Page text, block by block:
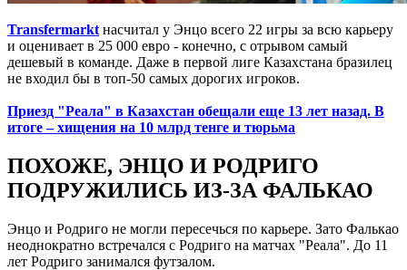
Transfermarkt насчитал у Энцо всего 22 игры за всю карьеру
и оценивает в 25 000 евро - конечно, с отрывом самый
дешевый в команде. Даже в первой лиге Казахстана бразилец
не входил бы в топ-50 самых дорогих игроков.
Приезд "Реала" в Казахстан обещали еще 13 лет назад. В
итоге – хищения на 10 млрд тенге и тюрьма
ПОХОЖЕ, ЭНЦО И РОДРИГО
ПОДРУЖИЛИСЬ ИЗ-ЗА ФАЛЬКАО
Энцо и Родриго не могли пересечься по карьере. Зато Фалькао
неоднократно встречался с Родриго на матчах "Реала". До 11
лет Родриго занимался футзалом.